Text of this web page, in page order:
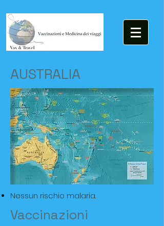
AUSTRALIA
Nessun rischio malaria.
Vaccinazioni